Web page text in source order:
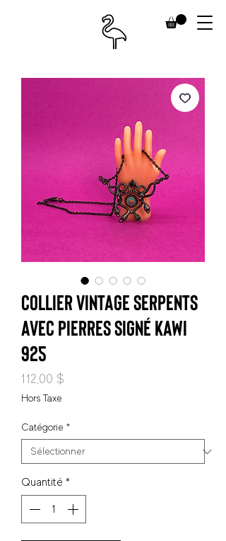
Collier vintage serpents
avec pierres signé Kawi
925
112,00 $
Hors Taxe
Catégorie *
Quantité *